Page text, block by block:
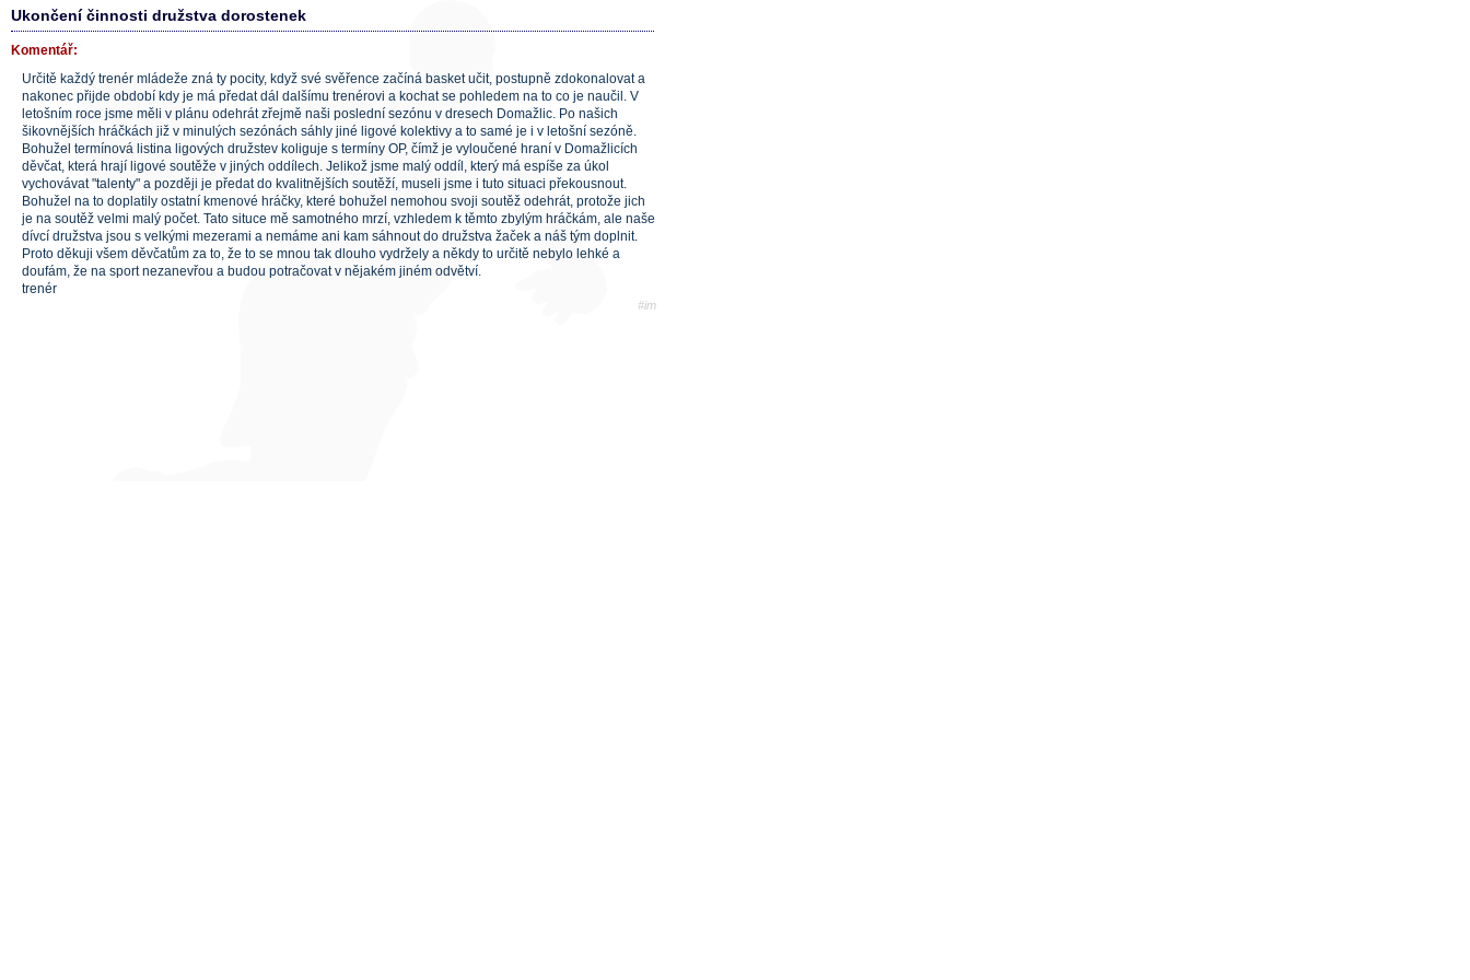
Ukončení činnosti družstva dorostenek
Komentář:
Určitě každý trenér mládeže zná ty pocity, když své svěřence začíná basket učit, postupně zdokonalovat a
nakonec přijde období kdy je má předat dál dalšímu trenérovi a kochat se pohledem na to co je naučil. V
letošním roce jsme měli v plánu odehrát zřejmě naši poslední sezónu v dresech Domažlic. Po našich
šikovnějších hráčkách již v minulých sezónách sáhly jiné ligové kolektivy a to samé je i v letošní sezóně.
Bohužel termínová listina ligových družstev koliguje s termíny OP, čímž je vyloučené hraní v Domažlicích
děvčat, která hrají ligové soutěže v jiných oddílech. Jelikož jsme malý oddíl, který má espíše za úkol
vychovávat "talenty" a později je předat do kvalitnějších soutěží, museli jsme i tuto situaci překousnout.
Bohužel na to doplatily ostatní kmenové hráčky, které bohužel nemohou svoji soutěž odehrát, protože jich
je na soutěž velmi malý počet. Tato situce mě samotného mrzí, vzhledem k těmto zbylým hráčkám, ale naše
dívcí družstva jsou s velkými mezerami a nemáme ani kam sáhnout do družstva žaček a náš tým doplnit.
Proto děkuji všem děvčatům za to, že to se mnou tak dlouho vydržely a někdy to určitě nebylo lehké a
doufám, že na sport nezanevřou a budou potračovat v nějakém jiném odvětví.
trenér
#im